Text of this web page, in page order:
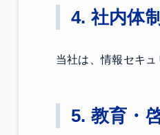
4. 社内体
当社は、情報セキ
5. 教育・